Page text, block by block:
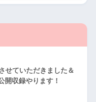
ていただきました＆
開収録やります！